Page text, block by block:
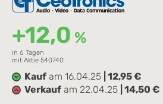
+12,0 %
in 6 Tagen
mit Aktie 540740
Kauf am 16.04.25 | 12,95 €
Verkauf am 22.04.25 | 14,50 €